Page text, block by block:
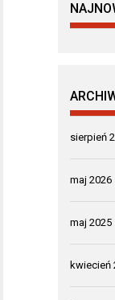
sierpień
maj 2026
maj 2025
kwiecień